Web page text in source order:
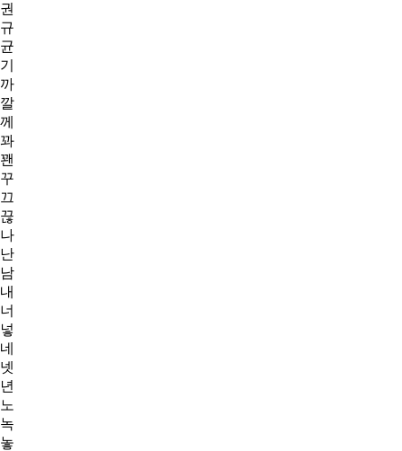
권
규
균
기
까
깔
께
꽈
꽨
꾸
끄
끊
나
난
남
내
너
넣
네
넷
년
노
녹
놓